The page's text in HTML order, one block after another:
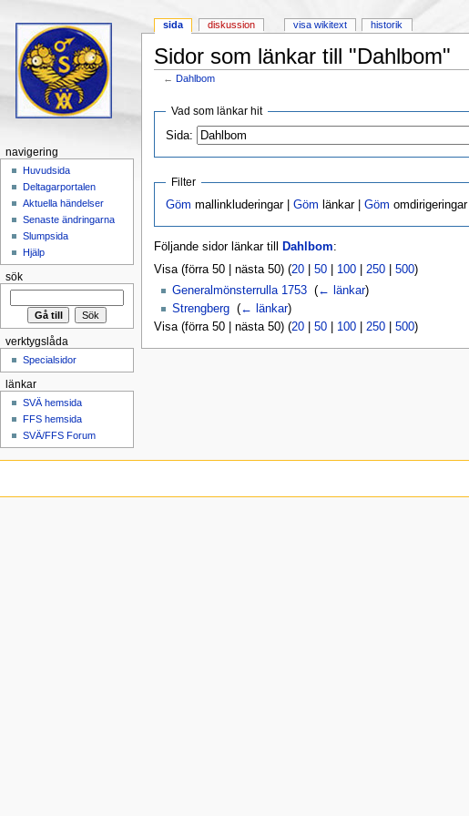
Sidor som länkar till "Dahlbom"
←Dahlbom
Vad som länkar hit
Sida:
Filter
Göm mallinkluderingar |Göm länkar |Göm omdirigeringar
Följande sidor länkar till Dahlbom:
Visa (förra 50 | nästa 50) (20| 50| 100| 250| 500)
Generalmönsterrulla 1753‎ (← länkar)
Strengberg‎ (← länkar)
Visa (förra 50 | nästa 50) (20| 50| 100| 250| 500)
sida diskussion visa wikitext historik
navigering
Huvudsida
Deltagarportalen
Aktuella händelser
Senaste ändringarna
Slumpsida
Hjälp
sök
verktygslåda
Specialsidor
länkar
SVÄ hemsida
FFS hemsida
SVÄ/FFS Forum